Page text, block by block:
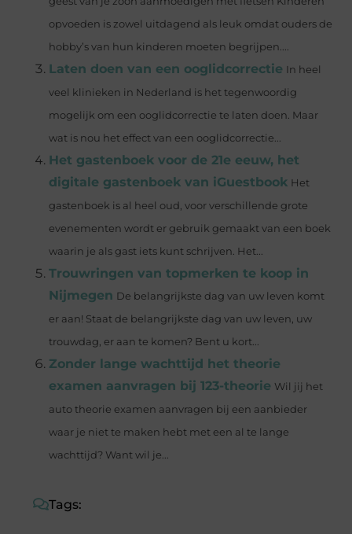
opvoeden is zowel uitdagend als leuk omdat ouders de
hobby’s van hun kinderen moeten begrijpen....
Laten doen van een ooglidcorrectie In heel
veel klinieken in Nederland is het tegenwoordig
mogelijk om een ooglidcorrectie te laten doen. Maar
wat is nou het effect van een ooglidcorrectie...
Het gastenboek voor de 21e eeuw, het
digitale gastenboek van iGuestbook Het
gastenboek is al heel oud, voor verschillende grote
evenementen wordt er gebruik gemaakt van een boek
waarin je als gast iets kunt schrijven. Het...
Trouwringen van topmerken te koop in
Nijmegen De belangrijkste dag van uw leven komt
er aan! Staat de belangrijkste dag van uw leven, uw
trouwdag, er aan te komen? Bent u kort...
Zonder lange wachttijd het theorie
examen aanvragen bij 123-theorie Wil jij het
auto theorie examen aanvragen bij een aanbieder
waar je niet te maken hebt met een al te lange
wachttijd? Want wil je...
Tags: